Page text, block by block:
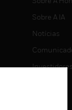
Sobre A IA
Notícias
Investidores